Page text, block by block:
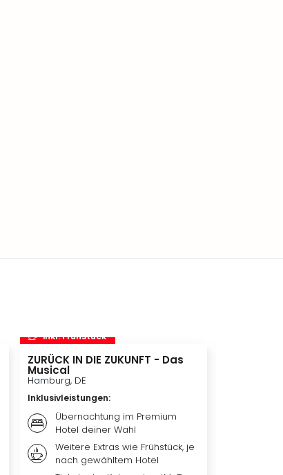
inkl. Frühstück
ZURÜCK IN DIE ZUKUNFT - Das
Musical
Hamburg, DE
Inklusivleistungen:
Übernachtung im Premium
Hotel deiner Wahl
Weitere Extras wie Frühstück, je
nach gewähltem Hotel